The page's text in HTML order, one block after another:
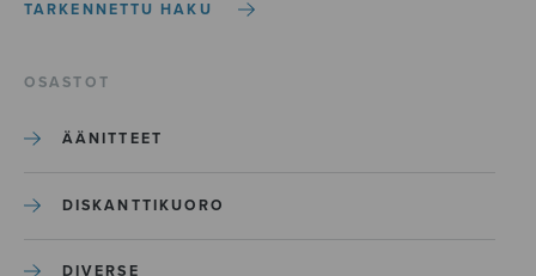
TARKENNETTU HAKU
OSASTOT
ÄÄNITTEET
DISKANTTIKUORO
DIVERSE